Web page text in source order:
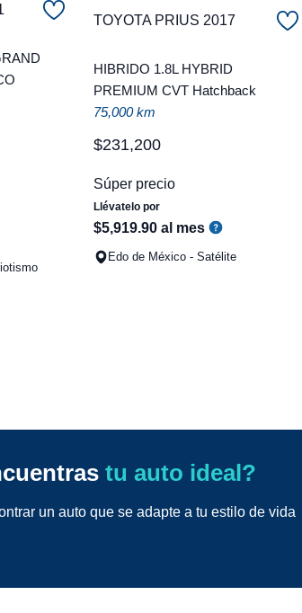
TOYOTA PRIUS 2017
HIBRIDO 1.8L HYBRID
PREMIUM CVT Hatchback
75,000 km
$231,200
Súper precio
Llévatelo por
$5,919.90 al mes
Edo de México - Satélite
tu auto ideal?
un auto que se adapte a tu estilo de vida